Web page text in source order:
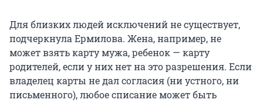
Для близких людей исключений не существует,
подчеркнула Ермилова. Жена, например, не
может взять карту мужа, ребенок — карту
родителей, если у них нет на это разрешения. Если
владелец карты не дал согласия (ни устного, ни
письменного), любое списание может быть